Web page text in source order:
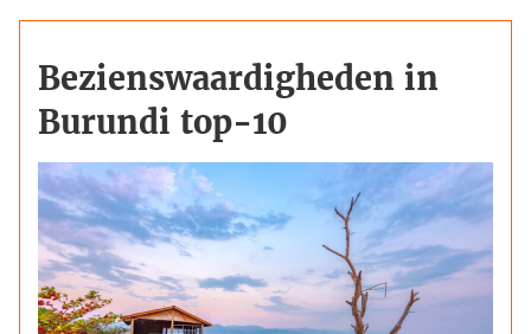
Bezienswaardigheden in
Burundi top-10